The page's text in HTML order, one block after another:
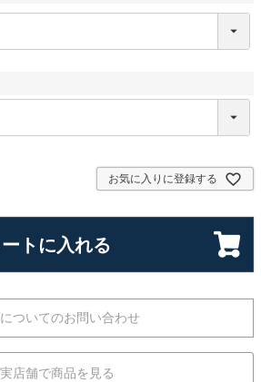
お気に入りに登録する
トに入れる
ついてのお問い合わせ
実店舗で商品を見る